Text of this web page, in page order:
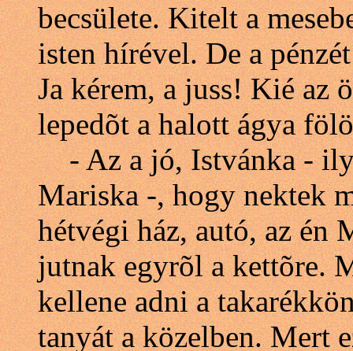
becsülete. Kitelt a
isten hírével. De a
Ja kérem, a juss! Kié az
lepedõt a halott ágya
- Az a jó, Istvánka -
Mariska -, hogy nektek
hétvégi ház, autó, az én
jutnak egyrõl a kettõre.
kellene adni a
tanyát a közelben. Mert